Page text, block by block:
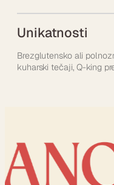
Unikatnosti
Brezglutensko ali
kuharski tečaji, Q-king